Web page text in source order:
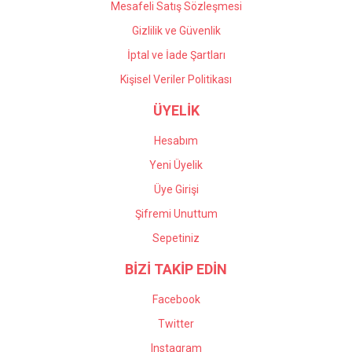
Mesafeli Satış Sözleşmesi
Gizlilik ve Güvenlik
İptal ve İade Şartları
Kişisel Veriler Politikası
ÜYELİK
Hesabım
Yeni Üyelik
Üye Girişi
Şifremi Unuttum
Sepetiniz
BİZİ TAKİP EDİN
Facebook
Twitter
Instagram